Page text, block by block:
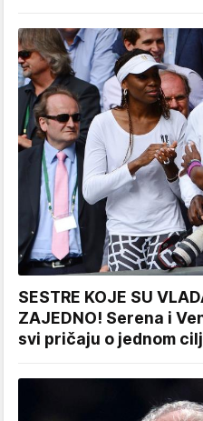
SESTRE KOJE SU
ZAJEDNO! Serena i
svi pričaju o jednom